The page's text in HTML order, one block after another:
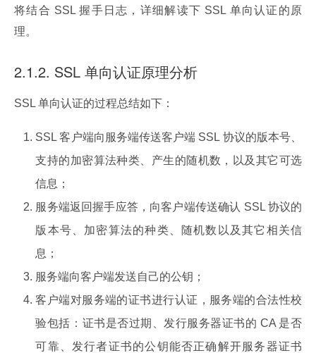
将结合 SSL 握手日志，详细解读下 SSL 单向认证的原
理。
2.1.2. SSL 单向认证原理分析
SSL 单向认证的过程总结如下：
SSL 客户端向服务端传送客户端 SSL 协议的版本号、
支持的加密算法种类、产生的随机数，以及其它可选
信息；
服务端返回握手应答，向客户端传送确认 SSL 协议的
版本号、加密算法的种类、随机数以及其它相关信
息；
服务端向客户端发送自己的公钥；
客户端对服务端的证书进行认证，服务端的合法性校
验包括：证书是否过期、发行服务器证书的 CA 是否
可靠、发行者证书的公钥能否正确解开服务器证书